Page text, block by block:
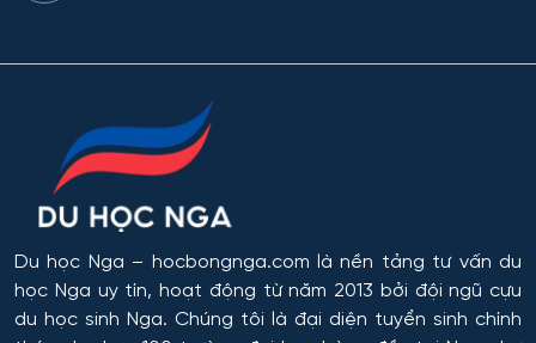
Du học Nga – hocbongnga.com là nền tảng tư vấn du
học Nga uy tín, hoạt động từ năm 2013 bởi đội ngũ cựu
du học sinh Nga. Chúng tôi là đại diện tuyển sinh chính